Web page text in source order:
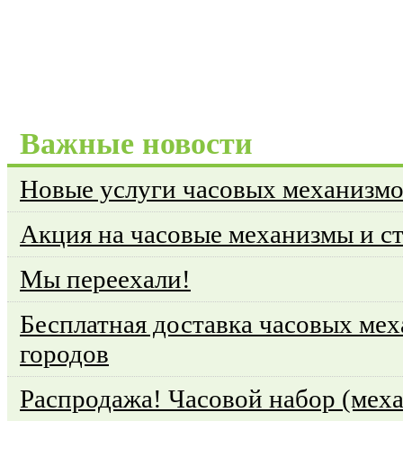
Важные новости
Новые услуги часовых
Акция на часовые механизмы и
Мы переехали!
Бесплатная доставка часовых
городов
Распродажа! Часовой набор